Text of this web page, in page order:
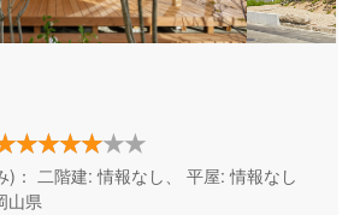
： 二階建: 情報なし、 平屋: 情報なし
山県